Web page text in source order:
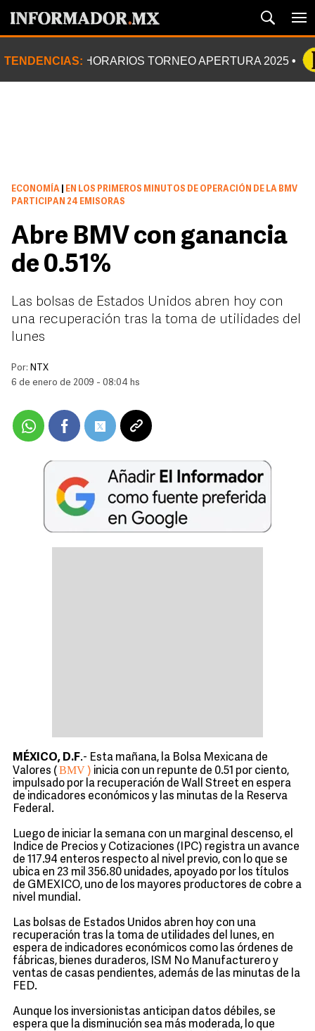
TENDENCIAS: HORARIOS TORNEO APERTURA 2025
ECONOMÍA
EN LOS PRIMEROS MINUTOS DE OPERACIÓN DE LA BMV
PARTICIPAN 24 EMISORAS
Abre BMV con ganancia
de 0.51%
Las bolsas de Estados Unidos abren hoy con
una recuperación tras la toma de utilidades del
lunes
Por: NTX
6 de enero de 2009 - 08:04 hs
MÉXICO, D.F.- Esta mañana, la Bolsa Mexicana de
Valores ( BMV ) inicia con un repunte de 0.51 por ciento,
impulsado por la recuperación de Wall Street en espera
de indicadores económicos y las minutas de la Reserva
Federal.
Luego de iniciar la semana con un marginal descenso, el
Indice de Precios y Cotizaciones (IPC) registra un avance
de 117.94 enteros respecto al nivel previo, con lo que se
ubica en 23 mil 356.80 unidades, apoyado por los títulos
de GMEXICO, uno de los mayores productores de cobre a
nivel mundial.
Las bolsas de Estados Unidos abren hoy con una
recuperación tras la toma de utilidades del lunes, en
espera de indicadores económicos como las órdenes de
fábricas, bienes duraderos, ISM No Manufacturero y
ventas de casas pendientes, además de las minutas de la
FED.
Aunque los inversionistas anticipan datos débiles, se
espera que la disminución sea más moderada, lo que